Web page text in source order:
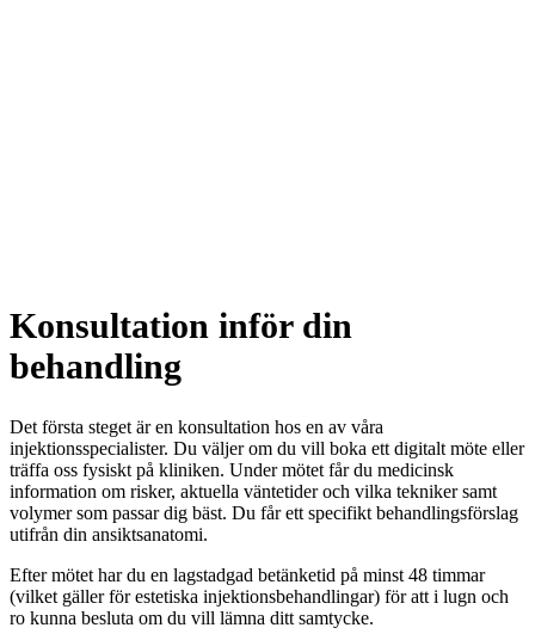
Konsultation inför din
behandling
Det första steget är en konsultation hos en av våra
injektionsspecialister. Du väljer om du vill boka ett digitalt möte eller
träffa oss fysiskt på kliniken. Under mötet får du medicinsk
information om risker, aktuella väntetider och vilka tekniker samt
volymer som passar dig bäst. Du får ett specifikt behandlingsförslag
utifrån din ansiktsanatomi.
Efter mötet har du en lagstadgad betänketid på minst 48 timmar
(vilket gäller för estetiska injektionsbehandlingar) för att i lugn och
ro kunna besluta om du vill lämna ditt samtycke.